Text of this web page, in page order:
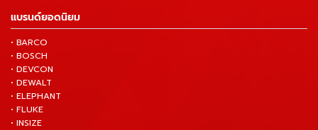
แบรนด์ยอดนิยม
• BARCO
• BOSCH
• DEVCON
• DEWALT
• ELEPHANT
• FLUKE
• INSIZE